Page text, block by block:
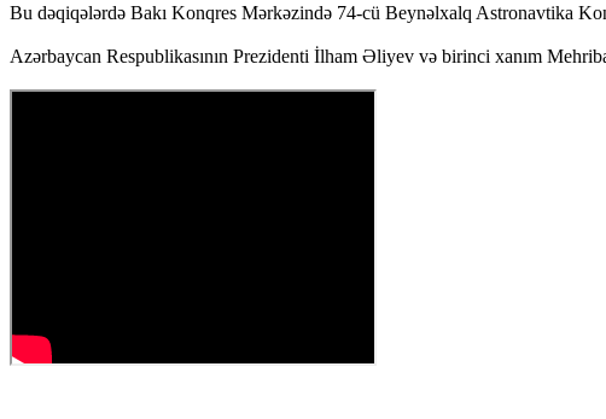
Bu dəqiqələrdə Bakı Konqres Mərkəzində 74-cü Beynəlxalq Astronavtika
Azərbaycan Respublikasının Prezidenti İlham Əliyev və birinci xanım